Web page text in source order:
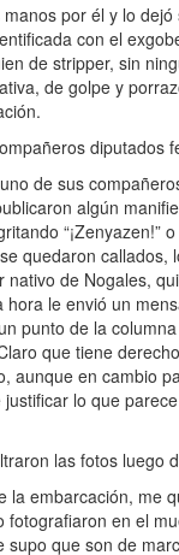
por él y lo
con el
de stripper, sin
de golpe y
diputados
de sus
algún
“¡Zenyazen!”
quedaron callados,
nativo de Nogales,
le envió un
punto de la
que tiene
aunque en cambio
lo que
las fotos luego
la embarcación, me
fotografiaron en el
supo que son de